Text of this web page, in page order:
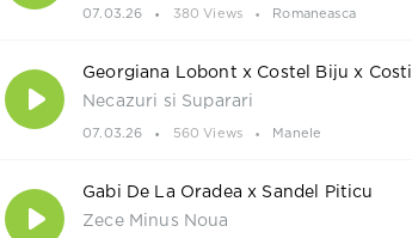
07.03.26 380 Views Romaneasca
Georgiana Lobont x Costel Biju x Costi
Necazuri si Suparari
07.03.26 560 Views Manele
Gabi De La Oradea x Sandel Piticu
Zece Minus Noua